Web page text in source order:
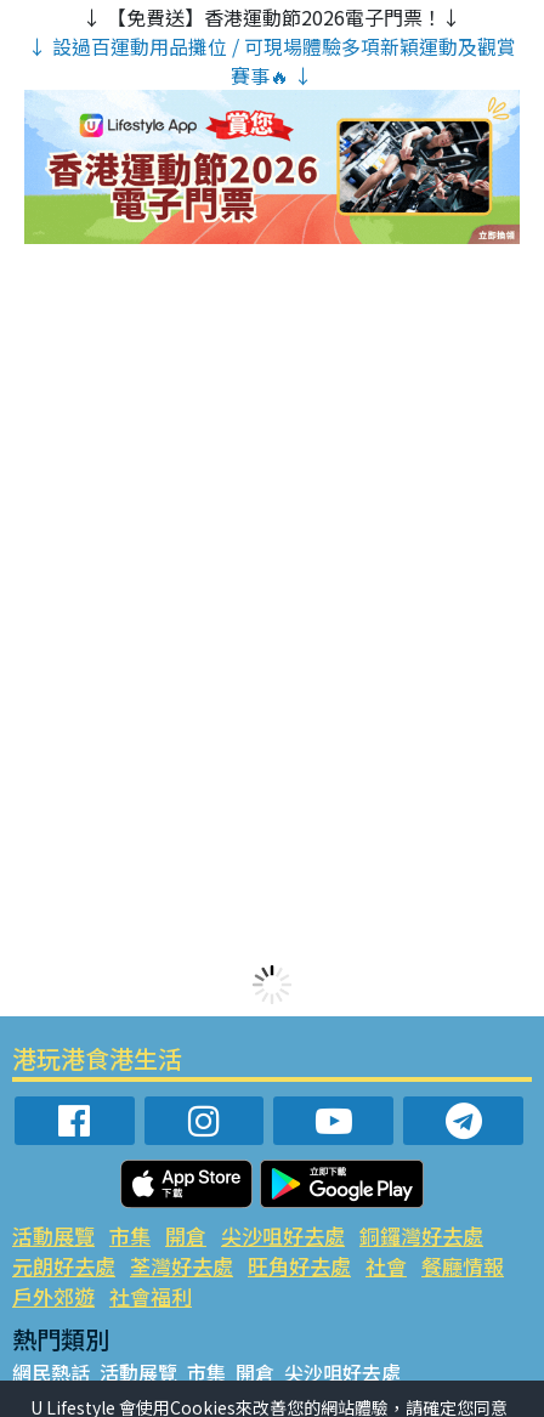
↓ 【免費送】香港運動節2026電子門票！↓
↓ 設過百運動用品攤位 / 可現場體驗多項新穎運動及觀賞
賽事🔥 ↓
港玩港食港生活
活動展覽 市集 開倉 尖沙咀好去處 銅鑼灣好去處
元朗好去處 荃灣好去處 旺角好去處 社會 餐廳情報
戶外郊遊 社會福利
熱門類別
網民熱話 活動展覽 市集 開倉 尖沙咀好去處
銅鑼灣好去處 元朗好去處 荃灣好去處 旺角好去處 社會
U Lifestyle 會使用Cookies來改善您的網站體驗，請確定您同意